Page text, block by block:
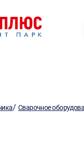
/ Сварочное